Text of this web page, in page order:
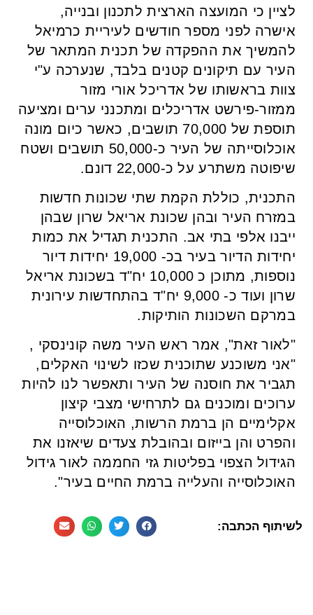
לציין כי המועצה הארצית לתכנון ובנייה,
אישרה לפני מספר חודשים לעיריית כרמיאל
להמשיך את ההפקדה של תכנית המתאר של
העיר עם תיקונים קטנים בלבד, שנערכה ע"י
צוות בראשותו של אדריכל אורי מזור
ממזור-פירשט אדריכלים ומתכנני ערים ומציעה
תוספת של 70,000 תושבים, כאשר כיום מונה
אוכלוסייתה של העיר כ-50,000 תושבים ושטח
שיפוטה משתרע על כ-22,000 דונם.
התכנית, כוללת הקמת שתי שכונות חדשות
במזרח העיר ובהן שכונת אריאל שרון שבהן
ייבנו אלפי בתי אב. התכנית תגדיל את כמות
יחידות הדיור בעיר בכ- 19,000 יחידות דיור
נוספות, מתוכן כ 10,000 יח"ד בשכונת אריאל
שרון ועוד כ- 9,000 יח"ד בהתחדשות עירונית
במרקם השכונות הותיקות.
"לאור זאת", אמר ראש העיר משה קונינסקי ,
"אני משוכנע שתוכנית שכזו לשינוי האקלים,
תגביר את חוסנה של העיר ותאפשר לנו להיות
ערוכים ומוכנים גם לתרחישי מצבי קיצון
אקלימיים הן ברמת הרשות, האוכלוסייה
והפרט והן בייזום ובהובלת צעדים שיאזנו את
הגידול הצפוי בפליטות גזי החממה לאור גידול
האוכלוסייה והעלייה ברמת החיים בעיר".
לשיתוף הכתבה: